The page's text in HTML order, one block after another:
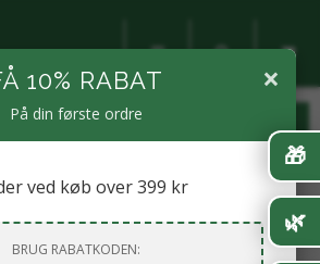
🎁
🌿
×
10% RABAT
På din første ordre
ved køb over 399 kr
BRUG RABATKODEN: